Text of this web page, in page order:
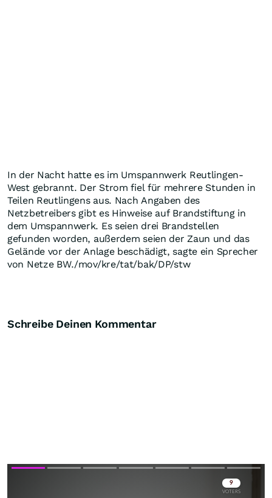
In der Nacht hatte es im Umspannwerk Reutlingen-
West gebrannt. Der Strom fiel für mehrere Stunden in
Teilen Reutlingens aus. Nach Angaben des
Netzbetreibers gibt es Hinweise auf Brandstiftung in
dem Umspannwerk. Es seien drei Brandstellen
gefunden worden, außerdem seien der Zaun und das
Gelände vor der Anlage beschädigt, sagte ein Sprecher
von Netze BW./mov/kre/tat/bak/DP/stw
Schreibe Deinen Kommentar